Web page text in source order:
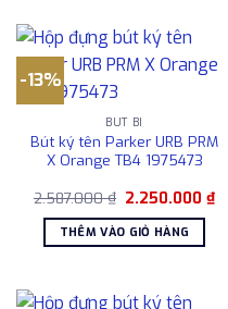
-13%
BÚT BI
Bút ký tên Parker URB PRM
X Orange TB4 1975473
2.587.000₫ Giá
là:
2.587.000 ₫.
2.250.000₫Giá
THÊM VÀO GIỎ HÀNG